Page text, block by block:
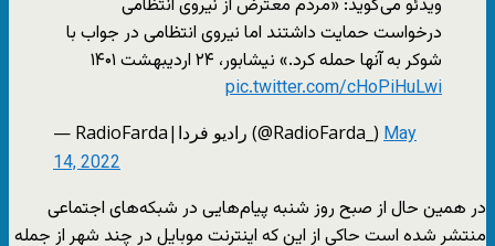
ویدئو می‌گوید: «مردم معترض از نیروی انتظامی
درخواست حمایت داشتند اما نیروی انتظامی در جواب با
شوکر به آنها حمله کرد.» نیشابور، ۲۴ اردیبهشت ۱۴۰۱
pic.twitter.com/cHoPiHuLwi
— RadioFarda‌|‌راديو فردا (@RadioFarda_) May
14, 2022
در همین حال از صبح روز شنبه پیام‌هایی در شبکه‌های اجتماعی
منتشر شده است حاکی از این که اینترنت موبایل در چند شهر از جمله